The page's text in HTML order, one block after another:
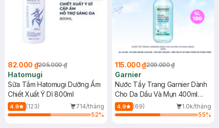
82.000 ₫205.000 ₫
Hatomugi
Sữa Tắm Hatomugi Dưỡng Ẩm
Chiết Xuất Ý Dĩ 800ml
4.9 (123)
714/tháng
52%
115.000 ₫209.000 ₫
Garnier
Nước Tẩy Trang Garnier Dành
Cho Da Dầu Và Mụn 400ml
(Mới)
4.9 (69)
1.0k/tháng
55%